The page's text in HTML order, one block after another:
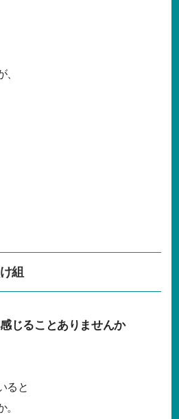
組
じることありませんか
ると